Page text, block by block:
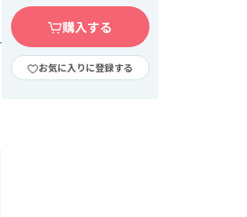
購入する
お気に入りに登録する